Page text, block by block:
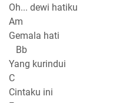
Oh... dewi hatiku
Am
Gemala hati
Bb
Yang kurindui
C
Cintaku ini